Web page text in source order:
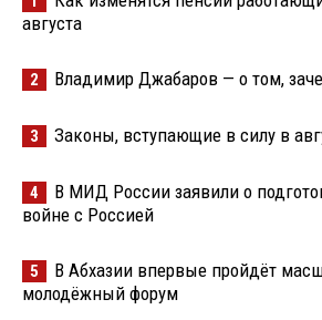
августа
2 Владимир Джабаров — о том,
3 Законы, вступающие в силу в
4
В МИД России заявили о
войне с Россией
5
В Абхазии впервые пройдёт
молодёжный форум